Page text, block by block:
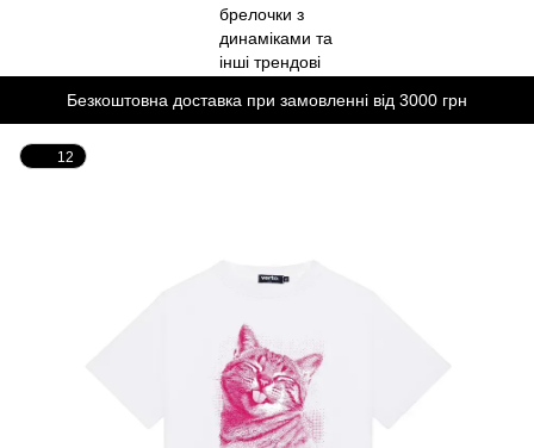
Безкоштовна доставка при замовленні від 3000 грн
12